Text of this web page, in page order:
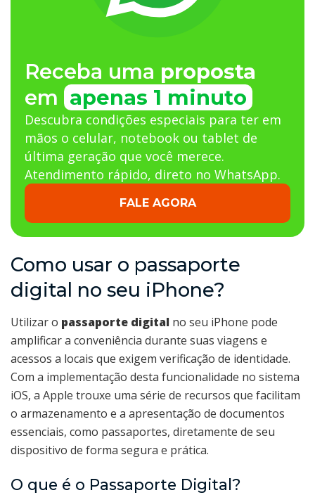
Receba uma proposta
em apenas 1 minuto
Descubra condições especiais para ter em
mãos o celular, notebook ou tablet de
última geração que você merece.
Atendimento rápido, direto no WhatsApp.
FALE AGORA
Como usar o passaporte
digital no seu iPhone?
Utilizar o passaporte digital no seu iPhone pode
amplificar a conveniência durante suas viagens e
acessos a locais que exigem verificação de identidade.
Com a implementação desta funcionalidade no sistema
iOS, a Apple trouxe uma série de recursos que facilitam
o armazenamento e a apresentação de documentos
essenciais, como passaportes, diretamente de seu
dispositivo de forma segura e prática.
O que é o Passaporte Digital?